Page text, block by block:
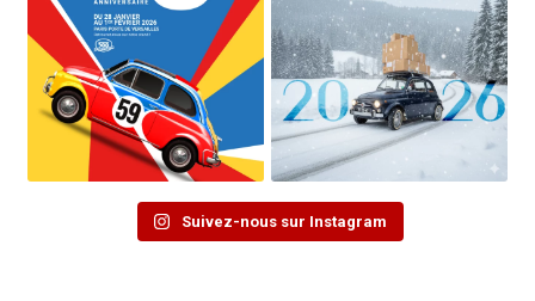
Suivez-nous sur Instagram